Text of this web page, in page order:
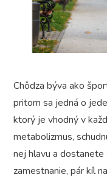
Chôdza býva ako
pritom sa jedná o
ktorý je vhodný v
metabolizmus,
nej hlavu a
zamestnanie, pár kíl